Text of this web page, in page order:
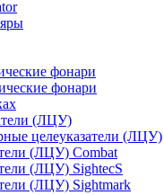
фонари
фонари
(ЛЦУ)
целеуказатели (ЛЦУ)
(ЛЦУ) Combat
(ЛЦУ) SightecS
(ЛЦУ) Sightmark